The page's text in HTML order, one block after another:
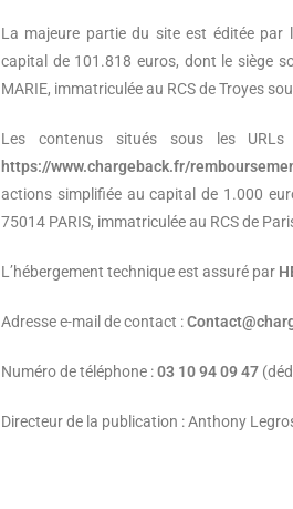
La majeure partie du site est éditée par
capital de 101.818 euros, dont le siège
MARIE, immatriculée au RCS de Troyes
Les contenus situés sous les
https://www.chargeback.fr/
actions simplifiée au capital de 1.000
75014 PARIS, immatriculée au RCS de
L’hébergement technique est assuré par
Adresse e-mail de contact :
Numéro de téléphone :03 10 94 09 47
Directeur de la publication : Anthony